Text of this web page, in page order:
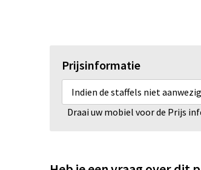
Prijsinformatie
Indien de staffels niet
Draai uw mobiel voor de Prijs